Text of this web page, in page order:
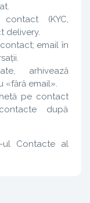
(KYC,
delivery.
email în
arhivează
«fără email».
pe contact
după
ul Contacte al